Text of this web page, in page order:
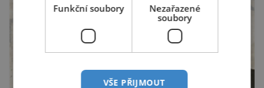
je mnoho živočichů a především […]
Funkční soubory
Nezařazené
soubory
VŠE PŘIJMOUT